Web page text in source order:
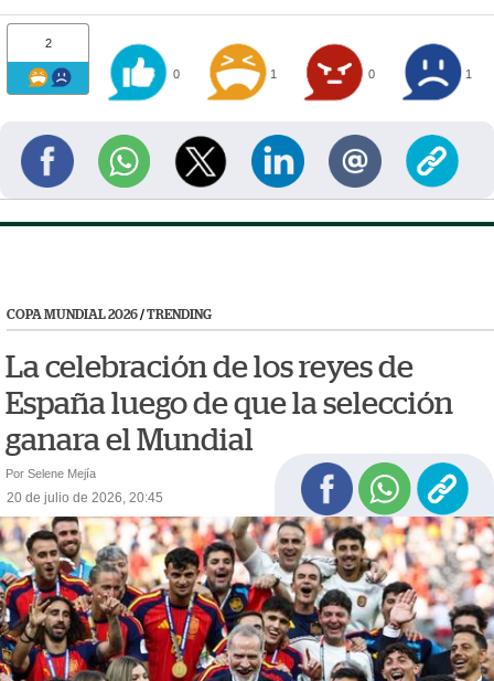
2
0 1 0 1
COPA MUNDIAL 2026/TRENDING
La celebración de los reyes de
España luego de que la selección
ganara el Mundial
Por Selene Mejía
20 de julio de 2026, 20:45